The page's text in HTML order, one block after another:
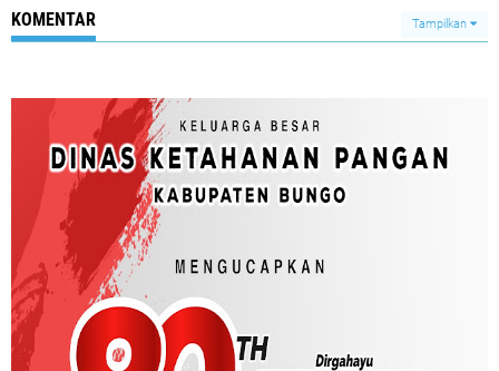
KOMENTAR Tampilkan